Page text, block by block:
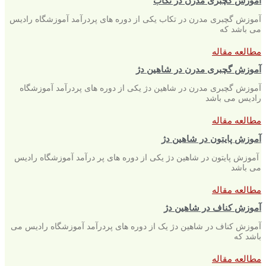
آموزش گچبری مدرن در تکاب یکی از دوره های پردرآمد آموزشگاه رادیس
می باشد که
مطالعه مقاله
آموزش گچبری مدرن در شاهین دژ
آموزش گچبری مدرن در شاهین دژ یکی از دوره های پردرآمد آموزشگاه
رادیس می باشد
مطالعه مقاله
آموزش پایتون در شاهین دژ
آموزش پایتون در شاهین دژ یکی از دوره های پر درآمد آموزشگاه رادیس
می باشد
مطالعه مقاله
آموزش کناف در شاهین دژ
آموزش کناف در شاهین دژ یک از دوره های پردرآمد آموزشگاه رادیس می
باشد که
مطالعه مقاله